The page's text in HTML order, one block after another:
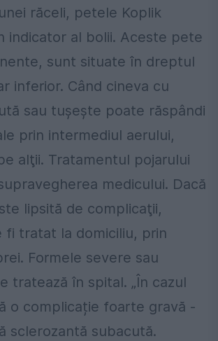
răceli, petele Koplik
indicator al bolii. Aceste pete
sunt situate în dreptul
inferior. Când cineva cu
sau tuşeşte poate răspândi
prin intermediul aerului,
alţii. Tratamentul pojarului
medicului. Dacă
lipsită de complicaţii,
fi tratat la domiciliu, prin
Formele severe sau
tratează în spital. „În cazul
o complicație foarte gravă -
sclerozantă subacută.